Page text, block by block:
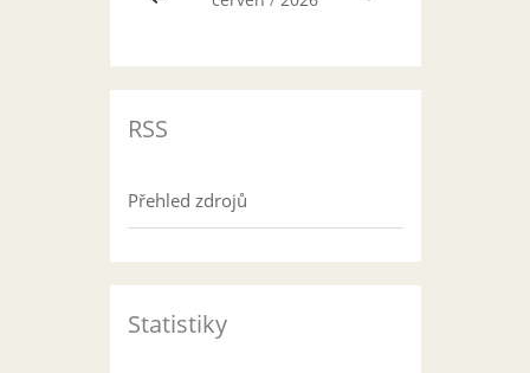
RSS
Přehled zdrojů
Statistiky